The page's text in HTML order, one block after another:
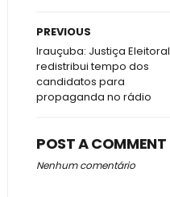
PREVIOUS
Irauçuba: Justiça Eleitoral
redistribui tempo dos
candidatos para
propaganda no rádio
POST A COMMENT
Nenhum comentário